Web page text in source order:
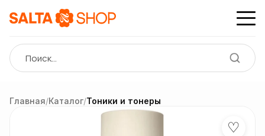
Главная/Каталог/Тоники и тонеры
♡